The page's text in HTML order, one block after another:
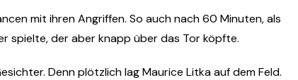
mit ihren Angriffen. So auch nach 60 Minuten, als
spielte, der aber knapp über das Tor köpfte.
Denn plötzlich lag Maurice Litka auf dem Feld.